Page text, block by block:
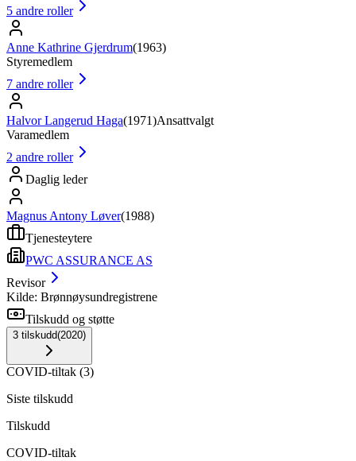
5 andre roller
Anne Kathrine Gjerdrum(1963)
Styremedlem
7 andre roller
Halvor Langerud Haga(1971)Ansattvalgt
Varamedlem
2 andre roller
Daglig leder
Magnus Antony Løver(1988)
Tjenesteytere
PWC ASSURANCE AS
Revisor
Kilde: Brønnøysundregistrene
Tilskudd og støtte
3 tilskudd(2020)
COVID-tiltak (3)
Siste tilskudd
Tilskudd
COVID-tiltak